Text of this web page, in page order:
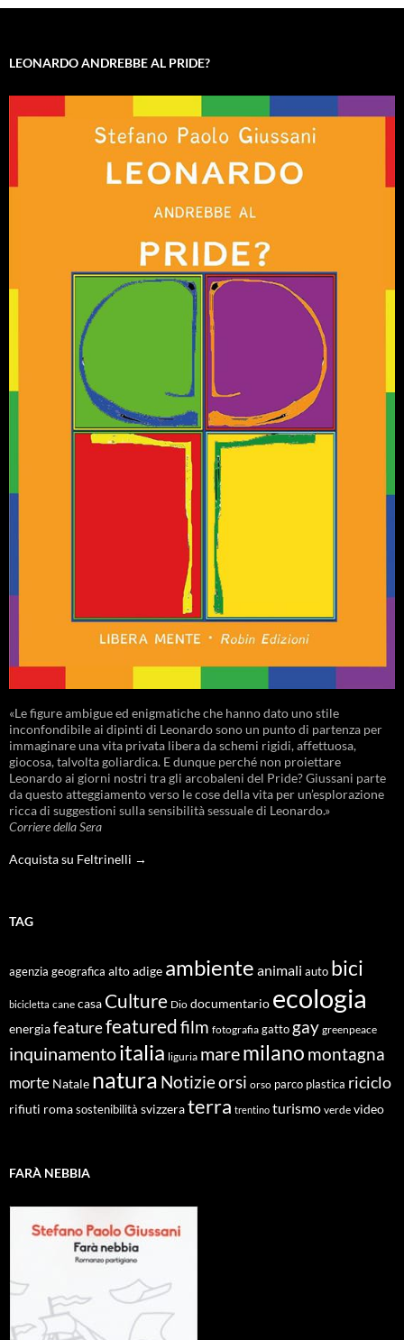
LEONARDO ANDREBBE AL PRIDE?
«Le figure ambigue ed enigmatiche che hanno dato uno stile
inconfondibile ai dipinti di Leonardo sono un punto di partenza per
immaginare una vita privata libera da schemi rigidi, affettuosa,
giocosa, talvolta goliardica. E dunque perché non proiettare
Leonardo ai giorni nostri tra gli arcobaleni del Pride? Giussani parte
da questo atteggiamento verso le cose della vita per un’esplorazione
ricca di suggestioni sulla sensibilità sessuale di Leonardo.»
Corriere della Sera
Acquista su Feltrinelli →
TAG
agenzia geografica alto adige ambiente animali auto bici
bicicletta cane casa Culture Dio documentario ecologia
energiafeaturefeaturedfilm fotografia gatto gay greenpeace
inquinamentoitalia liguria maremilano montagna
morte Natale natura Notizieorsi orso parco plastica riciclo
rifiuti roma sostenibilità svizzeraterra trentino turismo verde video
FARÀ NEBBIA